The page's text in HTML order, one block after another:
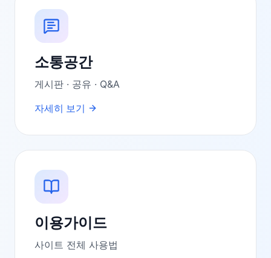
소통공간
게시판 · 공유 · Q&A
자세히 보기
이용가이드
사이트 전체 사용법